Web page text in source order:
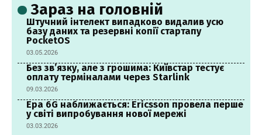
Зараз на головній
Штучний інтелект випадково видалив усю
базу даних та резервні копії стартапу
PocketOS
03.05.2026
Без зв’язку, але з грошима: Київстар тестує
оплату терміналами через Starlink
09.03.2026
Ера 6G наближається: Ericsson провела перше
у світі випробування нової мережі
03.03.2026